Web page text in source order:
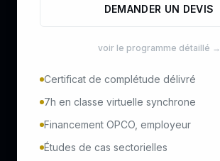
DEMANDER UN DEVIS
voir le programme détaillé →
Certificat de complétude délivré
7h en classe virtuelle synchrone
Financement OPCO, employeur
Études de cas sectorielles